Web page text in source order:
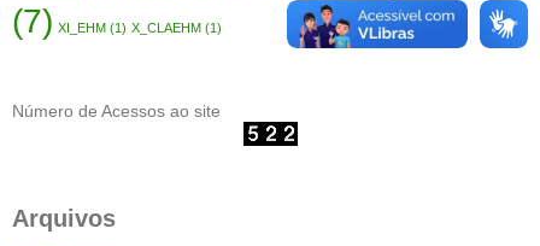
(7) XI_EHM (1) X_CLAEHM (1)
Número de Acessos ao site
Arquivos